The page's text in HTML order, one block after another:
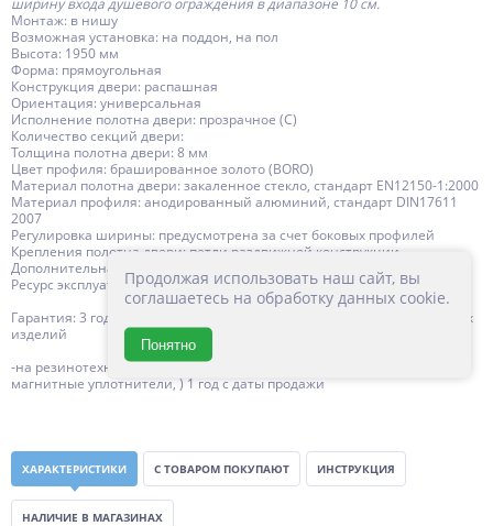
ширину входа душевого ограждения в диапазоне 10 см.
Монтаж: в нишу
Возможная установка: на поддон, на пол
Высота: 1950 мм
Форма: прямоугольная
Конструкция двери: распашная
Ориентация: универсальная
Исполнение полотна двери: прозрачное (C)
Количество секций двери:
Толщина полотна двери: 8 мм
Цвет профиля: брашированное золото (BORO)
Материал полотна двери: закаленное стекло, стандарт EN12150-1:2000
Материал профиля: анодированный алюминий, стандарт DIN17611
2007
Регулировка ширины: предусмотрена за счет боковых профилей
Крепления полотна двери: петли раздвижной конструкции
Дополнительная информация: поддон приобретается отдельно
Ресурс эксплуатации: 15 лет
Гарантия: 3 года с даты продажи, за исключением резинотехнических
изделий
-на резинотехнические изделия (силиконовые уплотнители,
магнитные уплотнители, ) 1 год с даты продажи
ХАРАКТЕРИСТИКИ С ТОВАРОМ ПОКУПАЮТ ИНСТРУКЦИЯ
НАЛИЧИЕ В МАГАЗИНАХ
Продолжая использовать наш сайт, вы
соглашаетесь на обработку данных cookie.
Понятно